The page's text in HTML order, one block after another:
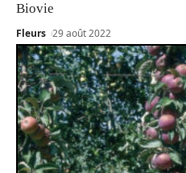
Biovie
Fleurs 29 août 2022